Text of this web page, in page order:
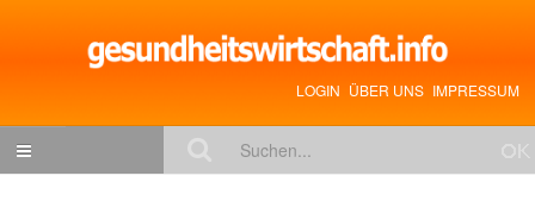
LOGIN ÜBER UNS IMPRESSUM